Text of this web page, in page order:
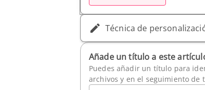
Técnica de
Añade un título a este
Puedes añadir un título para
archivos y en el seguimiento de